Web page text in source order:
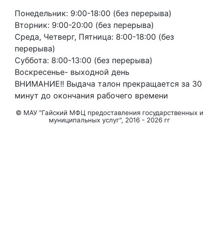
Понедельник: 9:00-18:00 (без перерыва)
Вторник: 9:00-20:00 (без перерыва)
Среда, Четверг, Пятница: 8:00-18:00 (без
перерыва)
Суббота: 8:00-13:00 (без перерыва)
Воскресенье- выходной день
ВНИМАНИЕ!! Выдача талон прекращается за 30
минут до окончания рабочего времени
© МАУ "Гайский МФЦ предоставления государственных и
муниципальных услуг", 2016 - 2026 гг